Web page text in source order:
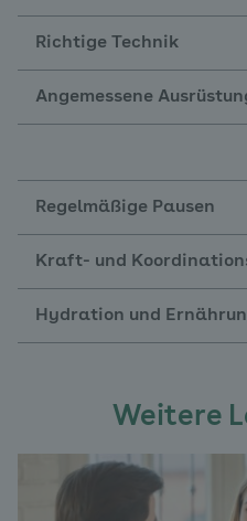
Richtige Technik
Angemessene
Regelmäßige Pausen
Kraft- und
Hydration und
Weitere